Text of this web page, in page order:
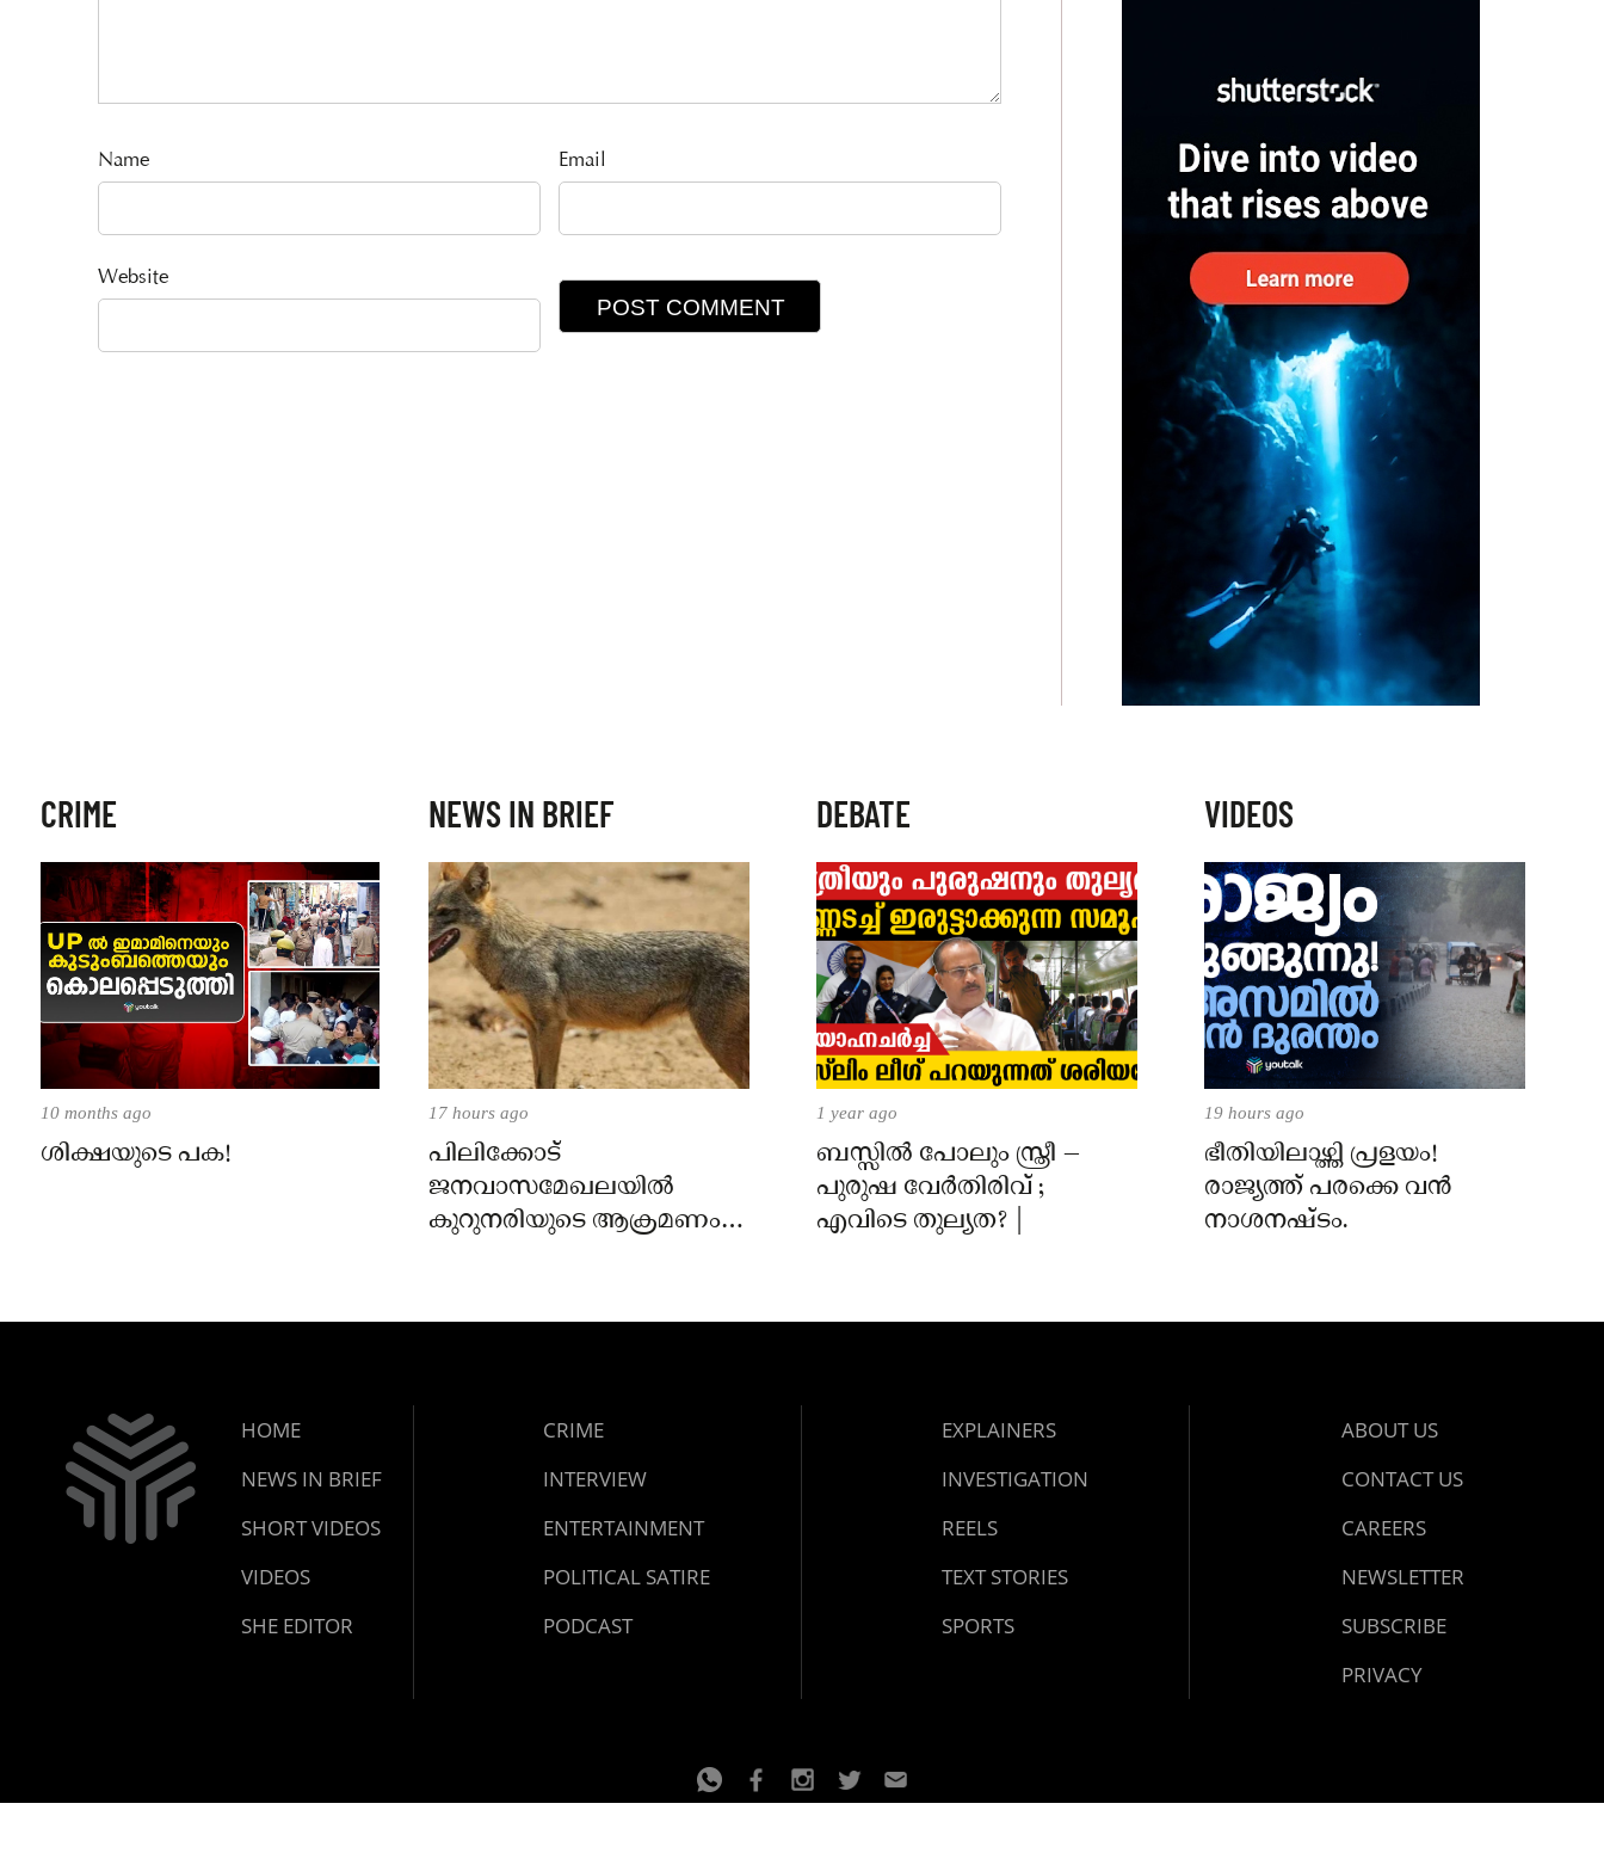
Name Email
Website
CRIME
10 months ago
ശിക്ഷയുടെ പക!
NEWS IN BRIEF
17 hours ago
പിലിക്കോട്
ജനവാസമേഖലയിൽ
കുറുനരിയുടെ ആക്രമണം;
പഞ്ചായത്ത്
DEBATE
1 year ago
ബസ്സിൽ പോലും സ്ത്രീ –
പുരുഷ വേർതിരിവ് ;
എവിടെ തുല്യത? |
VIDEOS
19 hours ago
ഭീതിയിലാഴ്ത്തി പ്രളയം!
രാജ്യത്ത് പരക്കെ വൻ
നാശനഷ്ടം.
HOME
NEWS IN BRIEF
SHORT VIDEOS
VIDEOS
SHE EDITOR
CRIME
INTERVIEW
ENTERTAINMENT
POLITICAL SATIRE
PODCAST
EXPLAINERS
INVESTIGATION
REELS
TEXT STORIES
SPORTS
ABOUT US
CONTACT US
CAREERS
NEWSLETTER
SUBSCRIBE
PRIVACY